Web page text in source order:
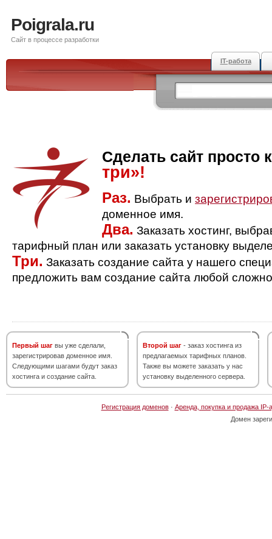
Poigrala.ru
Сайт в процессе разработки
IT-работа
Сделать сайт просто
три»!
Раз. Выбрать и
доменное имя.
Два. Заказать хостинг,
тарифный план или заказать установку
Три. Заказать создание сайта у нашего
предложить вам создание сайта любой
Первый шаг вы уже сделали,
зарегистрировав доменное имя.
Следующими шагами будут заказ
хостинга и создание сайта.
Второй шаг - заказ хостинга из
предлагаемых тарифных планов.
Также вы можете заказать у нас
установку выделенного сервера.
Регистрация доменов· Аренда, покупка и продажа IP-
Домен